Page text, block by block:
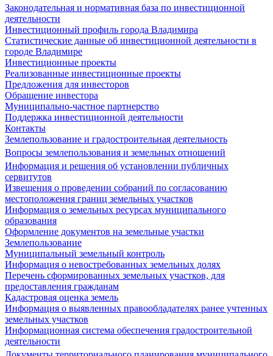
Законодательная и нормативная база по инвестиционной
деятельности
Инвестиционный профиль города Владимира
Статистические данные об инвестиционной деятельности в
городе Владимире
Инвестиционные проекты
Реализованные инвестиционные проекты
Предложения для инвесторов
Обращение инвестора
Муниципально-частное партнерство
Поддержка инвестиционной деятельности
Контакты
Землепользование и градостроительная деятельность
Вопросы землепользования и земельных отношений
Информация и решения об установлении публичных
сервитутов
Извещения о проведении собраний по согласованию
местоположения границ земельных участков
Информация о земельных ресурсах муниципального
образования
Оформление документов на земельные участки
Землепользование
Муниципальный земельный контроль
Информация о невостребованных земельных долях
Перечень сформированных земельных участков, для
предоставления гражданам
Кадастровая оценка земель
Информация о выявленных правообладателях ранее учтенных
земельных участков
Информационная система обеспечения градостроительной
деятельности